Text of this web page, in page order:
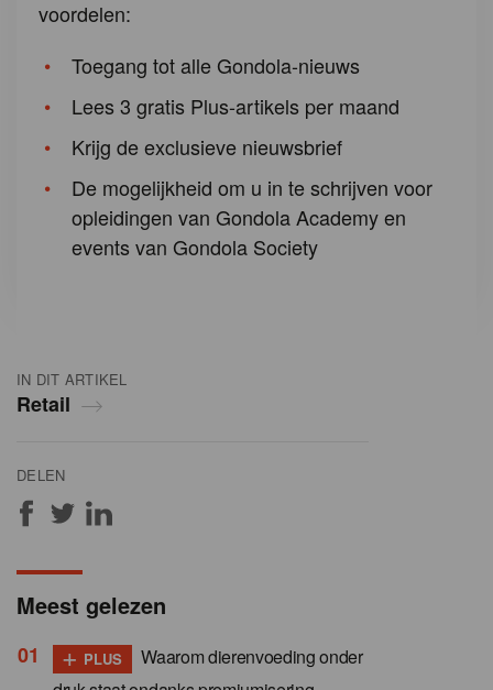
IN DIT ARTIKEL
Retail
DELEN
voordelen:
Toegang tot alle Gondola-nieuws
Lees 3 gratis Plus-artikels per maand
Krijg de exclusieve nieuwsbrief
De mogelijkheid om u in te schrijven voor
opleidingen van Gondola Academy en
events van Gondola Society
Meest gelezen
+ PLUS
Waarom dierenvoeding onder